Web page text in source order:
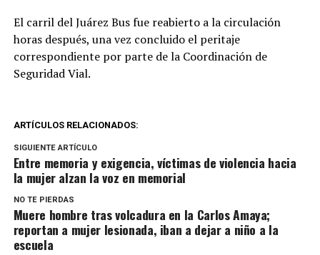
El carril del Juárez Bus fue reabierto a la circulación
horas después, una vez concluido el peritaje
correspondiente por parte de la Coordinación de
Seguridad Vial.
ARTÍCULOS RELACIONADOS:
SIGUIENTE ARTÍCULO
Entre memoria y exigencia, víctimas de violencia hacia
la mujer alzan la voz en memorial
NO TE PIERDAS
Muere hombre tras volcadura en la Carlos Amaya;
reportan a mujer lesionada, iban a dejar a niño a la
escuela